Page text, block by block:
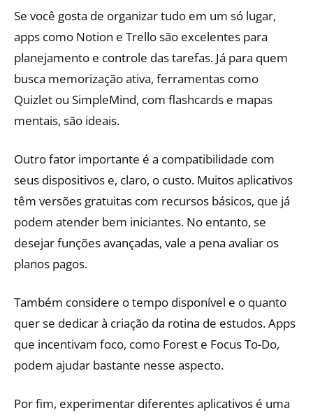
Se você gosta de organizar tudo em um só lugar,
apps como Notion e Trello são excelentes para
planejamento e controle das tarefas. Já para quem
busca memorização ativa, ferramentas como
Quizlet ou SimpleMind, com flashcards e mapas
mentais, são ideais.
Outro fator importante é a compatibilidade com
seus dispositivos e, claro, o custo. Muitos aplicativos
têm versões gratuitas com recursos básicos, que já
podem atender bem iniciantes. No entanto, se
desejar funções avançadas, vale a pena avaliar os
planos pagos.
Também considere o tempo disponível e o quanto
quer se dedicar à criação da rotina de estudos. Apps
que incentivam foco, como Forest e Focus To-Do,
podem ajudar bastante nesse aspecto.
Por fim, experimentar diferentes aplicativos é uma